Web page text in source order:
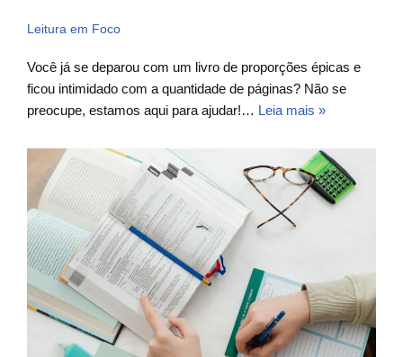
Leitura em Foco
Você já se deparou com um livro de proporções épicas e
ficou intimidado com a quantidade de páginas? Não se
preocupe, estamos aqui para ajudar!… Leia mais »